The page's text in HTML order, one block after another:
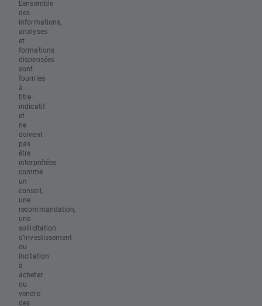
L’ensemble
des
informations,
analyses
et
formations
dispensées
sont
fournies
à
titre
indicatif
et
ne
doivent
pas
être
interprétées
comme
un
conseil,
une
recommandation,
une
sollicitation
d’investissement
ou
incitation
à
acheter
ou
vendre
des